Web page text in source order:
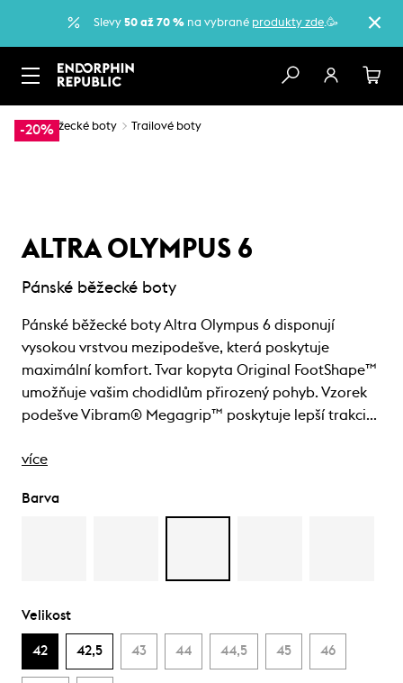
Slevy 50 až 70 % na vybrané produkty zde.🥳
-20%
… Běžecké boty Trailové boty
ALTRA OLYMPUS 6
Pánské běžecké boty
Pánské běžecké boty Altra Olympus 6 disponují
vysokou vrstvou mezipodešve, která poskytuje
maximální komfort. Tvar kopyta Original FootShape™
umožňuje vašim chodidlům přirozený pohyb. Vzorek
podešve Vibram® Megagrip™ poskytuje lepší trakci…
více
Barva
Velikost
42 42,5 43 44 44,5 45 46